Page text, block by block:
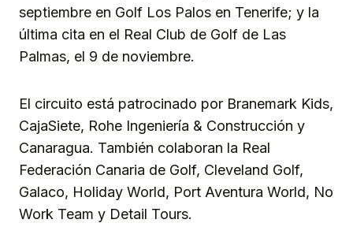
septiembre en Golf Los Palos en Tenerife; y la
última cita en el Real Club de Golf de Las
Palmas, el 9 de noviembre.
El circuito está patrocinado por Branemark Kids,
CajaSiete, Rohe Ingeniería & Construcción y
Canaragua. También colaboran la Real
Federación Canaria de Golf, Cleveland Golf,
Galaco, Holiday World, Port Aventura World, No
Work Team y Detail Tours.